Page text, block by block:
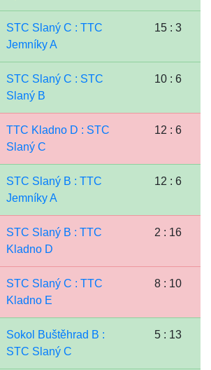
STC Slaný C : TTC
Jemníky A
15 : 3
STC Slaný C : STC
Slaný B
10 : 6
TTC Kladno D : STC
Slaný C
12 : 6
STC Slaný B : TTC
Jemníky A
12 : 6
STC Slaný B : TTC
Kladno D
2 : 16
STC Slaný C : TTC
Kladno E
8 : 10
Sokol Buštěhrad B :
STC Slaný C
5 : 13